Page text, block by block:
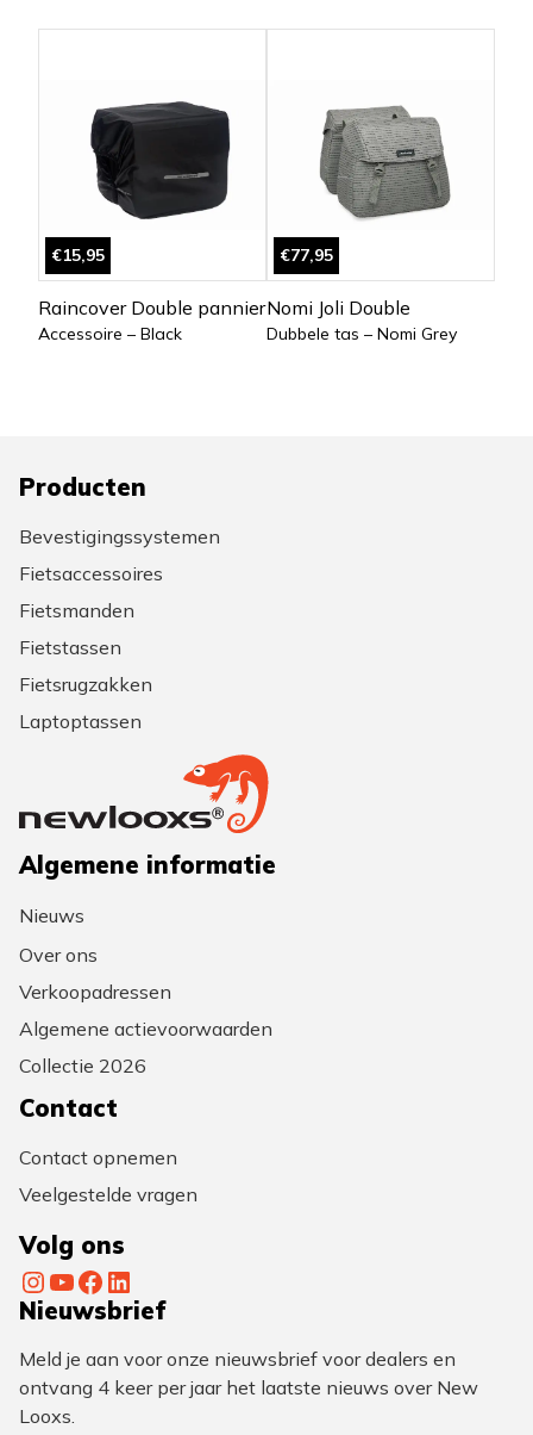
€15,95
Raincover Double pannier
Accessoire – Black
€77,95
Nomi Joli Double
Dubbele tas – Nomi Grey
Producten
Bevestigingssystemen
Fietsaccessoires
Fietsmanden
Fietstassen
Fietsrugzakken
Laptoptassen
Algemene informatie
Nieuws
Over ons
Verkoopadressen
Algemene actievoorwaarden
Collectie 2026
Contact
Contact opnemen
Veelgestelde vragen
Volg ons
InstagramYouTube Facebook LinkedIn
Nieuwsbrief
Meld je aan voor onze nieuwsbrief voor dealers en
ontvang 4 keer per jaar het laatste nieuws over New
Looxs.